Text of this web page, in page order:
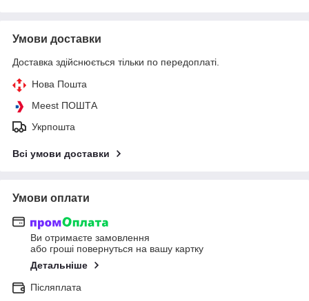
Умови доставки
Доставка здійснюється тільки по передоплаті.
Нова Пошта
Meest ПОШТА
Укрпошта
Всі умови доставки
Умови оплати
Ви отримаєте замовлення
або гроші повернуться на вашу картку
Детальніше
Післяплата